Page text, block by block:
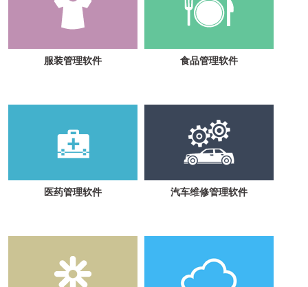
服装管理软件 食品管理软件
医药管理软件 汽车维修管理软件